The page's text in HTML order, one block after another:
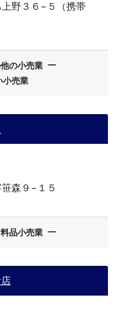
野３６−５（携帯
の小売業 ー
小売業
森９−１５
品小売業 ー